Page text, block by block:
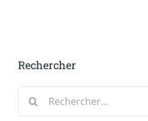
Rechercher
Rechercher: